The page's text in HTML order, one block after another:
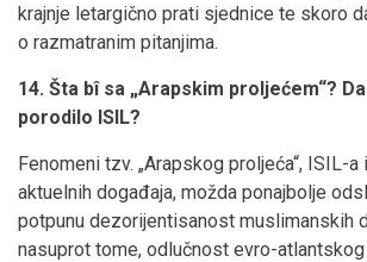
krajnje letargično prati sjednice te skoro
o razmatranim pitanjima.
14. Šta bî sa „Arapskim proljećem“?
porodilo ISIL?
Fenomeni tzv. „Arapskog proljeća“, ISIL-a
aktuelnih događaja, možda ponajbolje
potpunu dezorijentisanost muslimanskih
nasuprot tome, odlučnost evro-